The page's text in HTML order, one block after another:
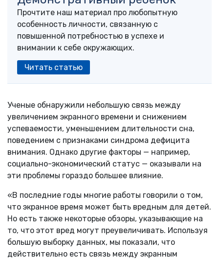
Прочтите наш материал про любопытную
особенность личности, связанную с
повышенной потребностью в успехе и
внимании к себе окружающих.
Читать статью
Ученые обнаружили небольшую связь между
увеличением экранного времени и снижением
успеваемости, уменьшением длительности сна,
поведением с признаками синдрома дефицита
внимания. Однако другие факторы — например,
социально-экономический статус — оказывали на
эти проблемы гораздо большее влияние.
«В последние годы многие работы говорили о том,
что экранное время может быть вредным для детей.
Но есть также некоторые обзоры, указывающие на
то, что этот вред могут преувеличивать. Используя
большую выборку данных, мы показали, что
действительно есть связь между экранным